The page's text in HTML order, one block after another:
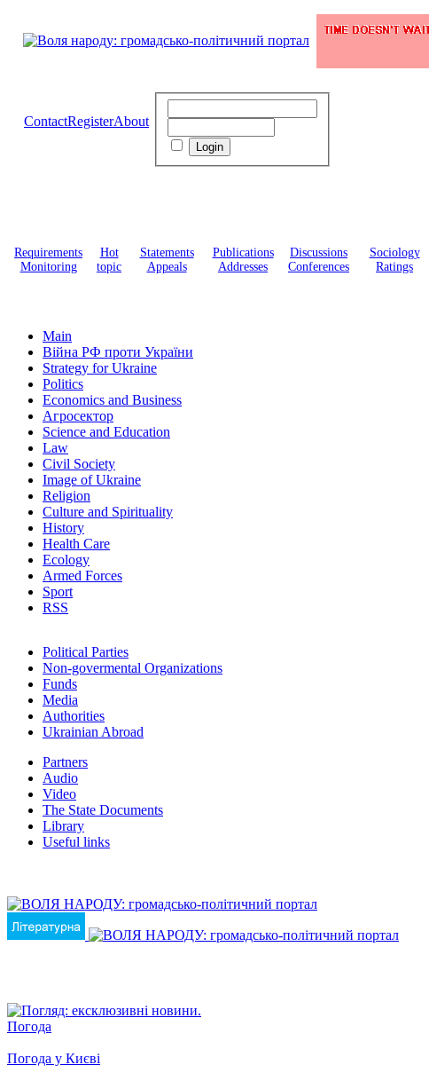
ContactRegisterAbout
Requirements
Monitoring
Hot
topic
Statements
Appeals
Publications
Addresses
Discussions
Conferences
Sociology
Ratings
Main
Війна РФ проти України
Strategy for Ukraine
Politics
Economics and Business
Агросектор
Science and Education
Law
Civil Society
Image of Ukraine
Religion
Culture and Spirituality
History
Health Care
Ecology
Armed Forces
Sport
RSS
Political Parties
Non-govermental Organizations
Funds
Мedia
Authorities
Ukrainian Abroad
Partners
Audio
Video
The State Documents
Library
Useful links
Погода
Погода у Києві